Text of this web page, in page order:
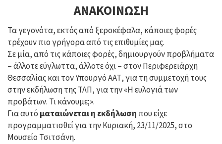
ΑΝΑΚΟΙΝΩΣΗ
Τα γεγονότα, εκτός από ξεροκέφαλα, κάποιες φορές
τρέχουν πιο γρήγορα από τις επιθυμίες μας.
Σε μία, από τις κάποιες φορές, δημιουργούν προβλήματα
– άλλοτε εύγλωττα, άλλοτε όχι – στον Περιφερειάρχη
Θεσσαλίας και τον Υπουργό ΑΑΤ, για τη συμμετοχή τους
στην εκδήλωση της ΤΛΠ, για την «Η ευλογιά των
προβάτων. Τι κάνουμε;».
Για αυτό ματαιώνεται η εκδήλωση που είχε
προγραμματισθεί για την Κυριακή, 23/11/2025, στο
Μουσείο Τσιτσάνη.